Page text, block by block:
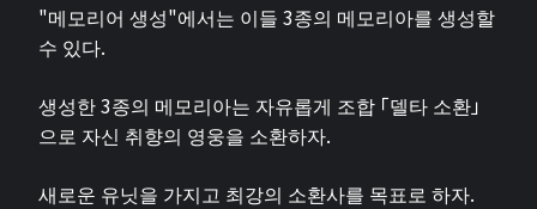
"메모리어 생성"에서는 이들 3종의 메모리아를 생성할
수 있다.
생성한 3종의 메모리아는 자유롭게 조합 「델타 소환」
으로 자신 취향의 영웅을 소환하자.
새로운 유닛을 가지고 최강의 소환사를 목표로 하자.